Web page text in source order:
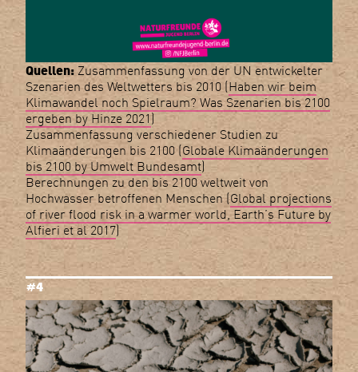
Quellen:Zusammenfassung von der UN entwickelter
Szenarien des Weltwetters bis 2010 (Haben wir beim
Klimawandel noch Spielraum? Was Szenarien bis 2100
ergeben by Hinze 2021)
Zusammenfassung verschiedener Studien zu
Klimaänderungen bis 2100 (Globale Klimaänderungen
bis 2100 by Umwelt Bundesamt)
Berechnungen zu den bis 2100 weltweit von
Hochwasser betroffenen Menschen (Global projections
of river flood risk in a warmer world, Earth’s Future by
Alfieri et al 2017)
#4